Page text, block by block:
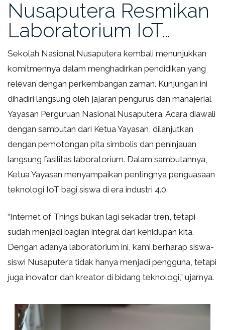
Nusaputera Resmikan
Laboratorium IoT…
Sekolah Nasional Nusaputera kembali menunjukkan
komitmennya dalam menghadirkan pendidikan yang
relevan dengan perkembangan zaman. Kunjungan ini
dihadiri langsung oleh jajaran pengurus dan manajerial
Yayasan Perguruan Nasional Nusaputera. Acara diawali
dengan sambutan dari Ketua Yayasan, dilanjutkan
dengan pemotongan pita simbolis dan peninjauan
langsung fasilitas laboratorium. Dalam sambutannya,
Ketua Yayasan menyampaikan pentingnya penguasaan
teknologi IoT bagi siswa di era industri 4.0.
“Internet of Things bukan lagi sekadar tren, tetapi
sudah menjadi bagian integral dari kehidupan kita.
Dengan adanya laboratorium ini, kami berharap siswa-
siswi Nusaputera tidak hanya menjadi pengguna, tetapi
juga inovator dan kreator di bidang teknologi,” ujarnya.